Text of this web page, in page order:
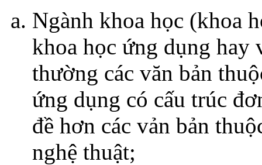
Ngành khoa học (khoa
khoa học ứng dụng hay
thường các văn bản
ứng dụng có cấu trúc
đề hơn các vản bản
nghệ thuật;